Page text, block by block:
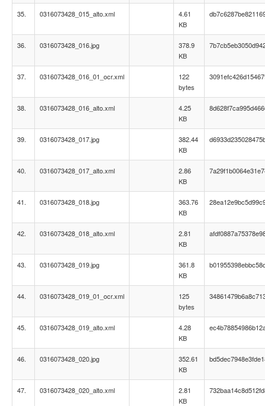
35. 0316073428_015_alto.xml
4.61
KB
36. 0316073428_016.jpg
378.9
KB
37. 0316073428_016_01_ocr.xml
122
bytes
38. 0316073428_016_alto.xml
4.25
KB
39. 0316073428_017.jpg
382.44
KB
40. 0316073428_017_alto.xml
2.86
KB
41. 0316073428_018.jpg
363.76
KB
42. 0316073428_018_alto.xml
2.81
KB
43. 0316073428_019.jpg
361.8
KB
44. 0316073428_019_01_ocr.xml
125
bytes
45. 0316073428_019_alto.xml
4.28
KB
46. 0316073428_020.jpg
352.61
KB
47. 0316073428_020_alto.xml
2.81
KB